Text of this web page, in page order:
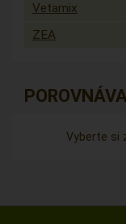
Vetamix
ZEA
Vyberte si